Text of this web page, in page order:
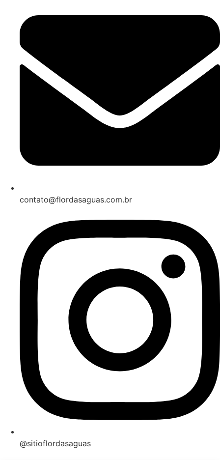
contato@flordasaguas.com.br
@sitioflordasaguas